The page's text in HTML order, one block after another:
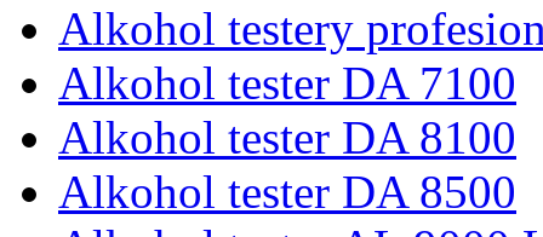
Alkohol testery
Alkohol tester DA 7100
Alkohol tester DA 8100
Alkohol tester DA 8500